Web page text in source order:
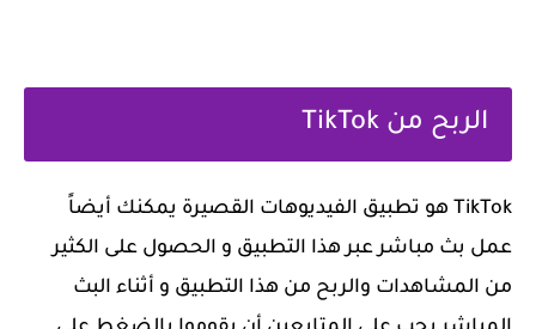
‏الربح من TikTok
‏TikTok هو تطبيق الفيديوهات القصيرة يمكنك أيضاً
عمل بث مباشر عبر هذا التطبيق و الحصول على الكثير
من المشاهدات والربح من هذا التطبيق و أثناء البث